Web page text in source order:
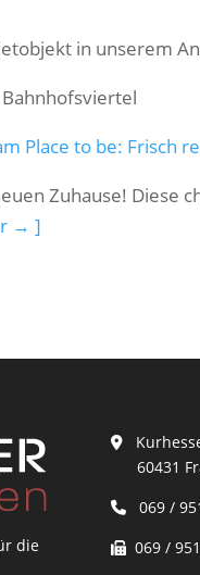
in unserem
Place to be: Frisch
Zuhause! Diese
→ ]
die
60431
069 /
069 /